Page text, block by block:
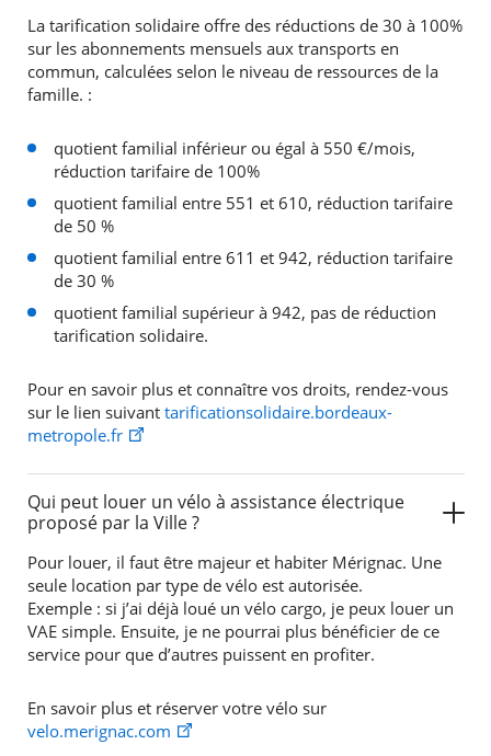
La tarification solidaire offre des réductions de 30 à 100%
sur les abonnements mensuels aux transports en
commun, calculées selon le niveau de ressources de la
famille. :
quotient familial inférieur ou égal à 550 €/mois,
réduction tarifaire de 100%
quotient familial entre 551 et 610, réduction tarifaire
de 50 %
quotient familial entre 611 et 942, réduction tarifaire
de 30 %
quotient familial supérieur à 942, pas de réduction
tarification solidaire.
Pour en savoir plus et connaître vos droits, rendez-vous
sur le lien suivanttarificationsolidaire.bordeaux-
metropole.fr
Qui peut louer un vélo à assistance électrique
proposé par la Ville ?
Pour louer, il faut être majeur et habiter Mérignac. Une
seule location par type de vélo est autorisée.
Exemple : si j’ai déjà loué un vélo cargo, je peux louer un
VAE simple. Ensuite, je ne pourrai plus bénéficier de ce
service pour que d’autres puissent en profiter.
En savoir plus et réserver votre vélo sur
velo.merignac.com